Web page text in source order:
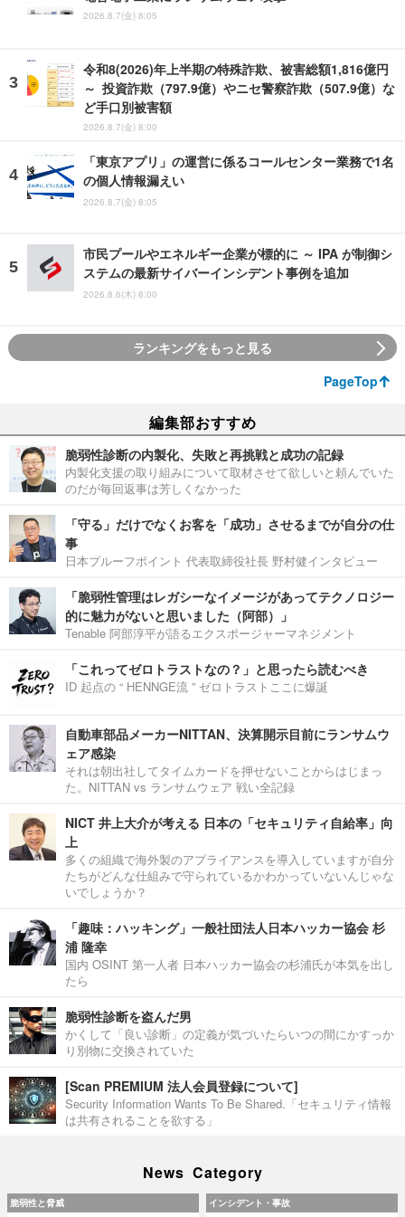
2026.8.7(金) 8:05
令和8(2026)年上半期の特殊詐欺、被害総額1,816億円
～ 投資詐欺（797.9億）やニセ警察詐欺（507.9億）な
ど手口別被害額
2026.8.7(金) 8:00
「東京アプリ」の運営に係るコールセンター業務で1名
の個人情報漏えい
2026.8.7(金) 8:05
市民プールやエネルギー企業が標的に ～ IPA が制御シ
ステムの最新サイバーインシデント事例を追加
2026.8.6(木) 8:00
ランキングをもっと見る
PageTop
編集部おすすめ
脆弱性診断の内製化、失敗と再挑戦と成功の記録
内製化支援の取り組みについて取材させて欲しいと頼んでいた
のだが毎回返事は芳しくなかった
「守る」だけでなくお客を「成功」させるまでが自分の仕
事
日本プルーフポイント 代表取締役社長 野村健インタビュー
「脆弱性管理はレガシーなイメージがあってテクノロジー
的に魅力がないと思いました（阿部）」
Tenable 阿部淳平が語るエクスポージャーマネジメント
「これってゼロトラストなの？」と思ったら読むべき
ID 起点の “ HENNGE流 ” ゼロトラストここに爆誕
自動車部品メーカーNITTAN、決算開示目前にランサムウ
ェア感染
それは朝出社してタイムカードを押せないことからはじまっ
た。NITTAN vs ランサムウェア 戦い全記録
NICT 井上大介が考える 日本の「セキュリティ自給率」向
上
多くの組織で海外製のアプライアンスを導入していますが自分
たちがどんな仕組みで守られているかわかっていないんじゃな
いでしょうか？
「趣味：ハッキング」一般社団法人日本ハッカー協会 杉
浦 隆幸
国内 OSINT 第一人者 日本ハッカー協会の杉浦氏が本気を出し
たら
脆弱性診断を盗んだ男
かくして「良い診断」の定義が気づいたらいつの間にかすっか
り別物に交換されていた
[Scan PREMIUM 法人会員登録について]
Security Information Wants To Be Shared.「セキュリティ情報
は共有されることを欲する」
News Category
脆弱性と脅威 インシデント・事故